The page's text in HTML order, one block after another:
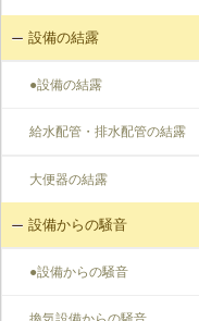
設備の結露
●設備の結露
給水配管・排水配管の結露
大便器の結露
設備からの騒音
●設備からの騒音